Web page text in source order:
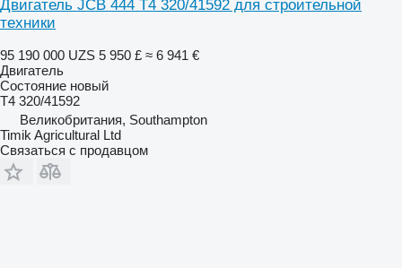
Двигатель JCB 444 T4 320/41592 для строительной
техники
95 190 000 UZS 5 950 £ ≈ 6 941 €
Двигатель
Состояние новый
T4 320/41592
Великобритания, Southampton
Timik Agricultural Ltd
Связаться с продавцом